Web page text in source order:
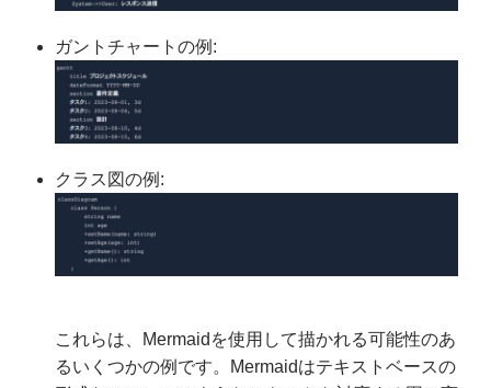
ガントチャートの例:
クラス図の例:
これらは、Mermaidを使用して描かれる可能性のあ
るいくつかの例です。Mermaidはテキストベースの